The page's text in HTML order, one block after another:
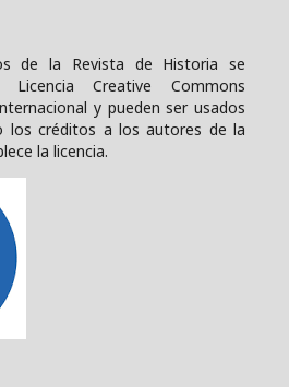
de la Revista de Historia se
Licencia Creative Commons
y pueden ser usados
los créditos a los autores de la
la licencia.